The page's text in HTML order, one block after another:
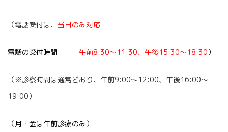
（電話受付は、 当日のみ対応
電話の受付時間 午前8:30〜11:30、午後15:30〜18:30）
（※診察時間は通常どおり、午前9:00〜12:00、午後16:00〜
19:00）
（ 月・金は午前診療のみ）